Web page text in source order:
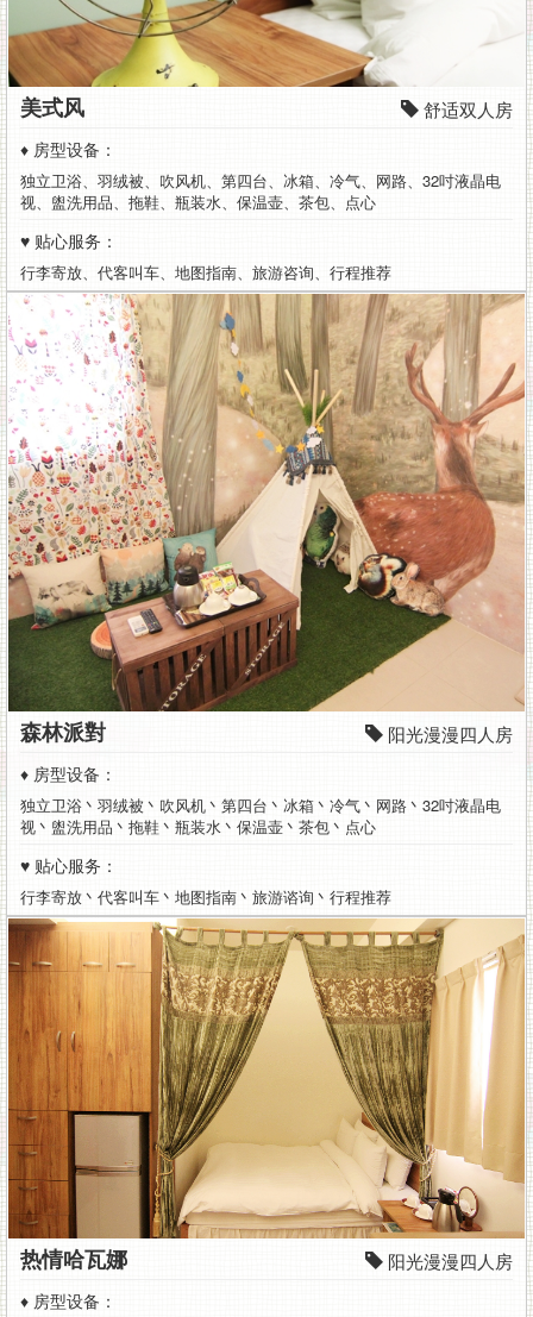
美式风 舒适双人房
♦ 房型设备：
独立卫浴、羽绒被、吹风机、第四台、冰箱、冷气、网路、32吋液晶电
视、盥洗用品、拖鞋、瓶装水、保温壶、茶包、点心
♥ 贴心服务：
行李寄放、代客叫车、地图指南、旅游咨询、行程推荐
森林派對 阳光漫漫四人房
♦ 房型设备：
独立卫浴丶羽绒被丶吹风机丶第四台丶冰箱丶冷气丶网路丶32吋液晶电
视丶盥洗用品丶拖鞋丶瓶装水丶保温壶丶茶包丶点心
♥ 贴心服务：
行李寄放丶代客叫车丶地图指南丶旅游谘询丶行程推荐
热情哈瓦娜 阳光漫漫四人房
♦ 房型设备：